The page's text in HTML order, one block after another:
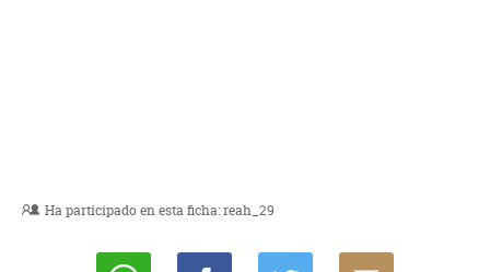
Ha participado en esta ficha:reah_29